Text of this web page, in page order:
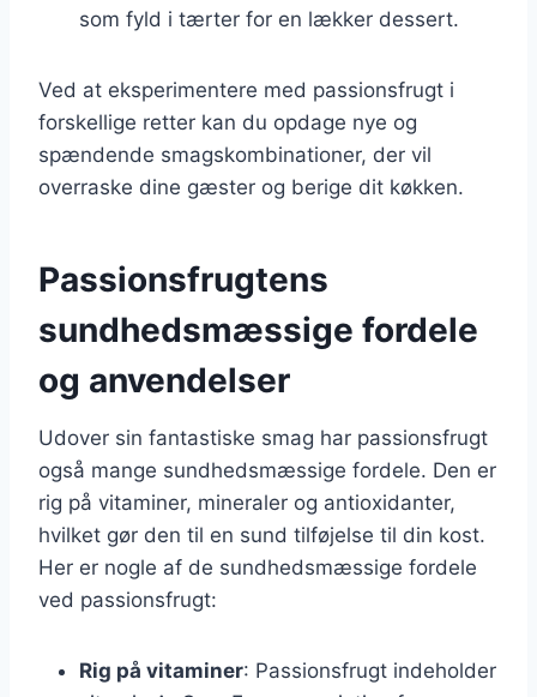
som fyld i tærter for en lækker dessert.
Ved at eksperimentere med passionsfrugt i
forskellige retter kan du opdage nye og
spændende smagskombinationer, der vil
overraske dine gæster og berige dit køkken.
Passionsfrugtens
sundhedsmæssige fordele
og anvendelser
Udover sin fantastiske smag har passionsfrugt
også mange sundhedsmæssige fordele. Den er
rig på vitaminer, mineraler og antioxidanter,
hvilket gør den til en sund tilføjelse til din kost.
Her er nogle af de sundhedsmæssige fordele
ved passionsfrugt:
Rig på vitaminer: Passionsfrugt indeholder